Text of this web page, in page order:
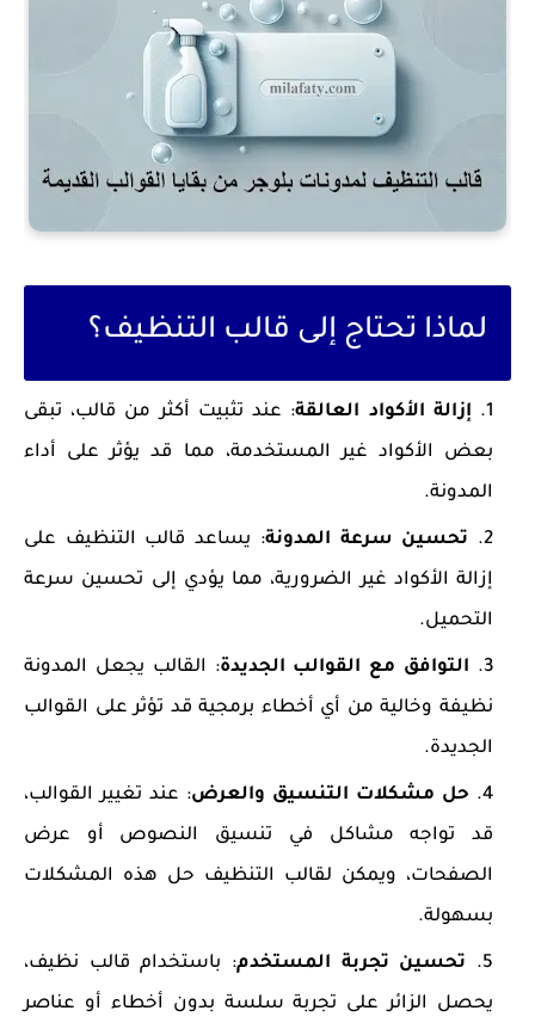
لماذا تحتاج إلى قالب التنظيف؟
إزالة الأكواد العالقة: عند تثبيت أكثر من قالب، تبقى
بعض الأكواد غير المستخدمة، مما قد يؤثر على أداء
المدونة.
تحسين سرعة المدونة: يساعد قالب التنظيف على
إزالة الأكواد غير الضرورية، مما يؤدي إلى تحسين سرعة
التحميل.
التوافق مع القوالب الجديدة: القالب يجعل المدونة
نظيفة وخالية من أي أخطاء برمجية قد تؤثر على القوالب
الجديدة.
حل مشكلات التنسيق والعرض: عند تغيير القوالب،
قد تواجه مشاكل في تنسيق النصوص أو عرض
الصفحات، ويمكن لقالب التنظيف حل هذه المشكلات
بسهولة.
تحسين تجربة المستخدم: باستخدام قالب نظيف،
يحصل الزائر على تجربة سلسة بدون أخطاء أو عناصر